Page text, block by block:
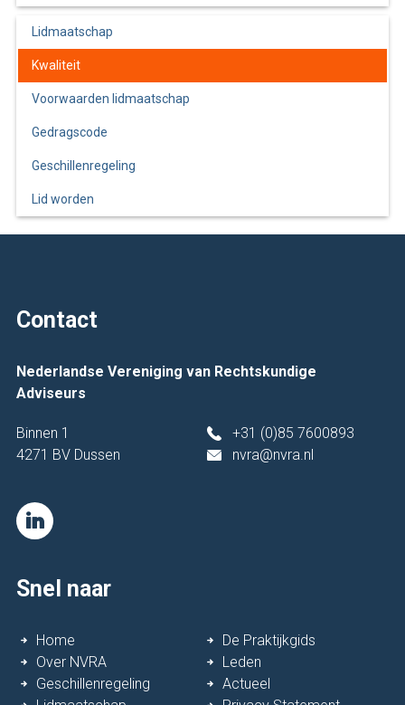
Lidmaatschap
Kwaliteit
Voorwaarden lidmaatschap
Gedragscode
Geschillenregeling
Lid worden
Contact
Nederlandse Vereniging van Rechtskundige
Adviseurs
Binnen 1
4271 BV Dussen
+31 (0)85 7600893
nvra@nvra.nl
Snel naar
Home
Over NVRA
Geschillenregeling
De Praktijkgids
Leden
Actueel